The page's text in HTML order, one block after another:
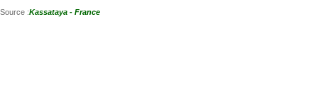
Source :Kassataya - France